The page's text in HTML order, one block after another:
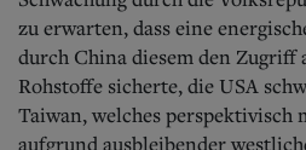
zu erwarten, dass eine
durch China diesem den Zugriff
Rohstoffe sicherte, die USA
Taiwan, welches perspektivisch
aufgrund ausbleibender